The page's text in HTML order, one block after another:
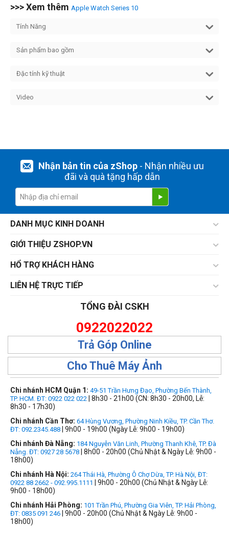
>>> Xem thêm Apple Watch Series 10
Tính Năng
Sản phẩm bao gồm
Đặc tính kỹ thuật
Video
Nhận bản tin của zShop- Nhận nhiều ưu
đãi và quà tặng hấp dẫn
DANH MỤC KINH DOANH
GIỚI THIỆU ZSHOP.VN
HỔ TRỢ KHÁCH HÀNG
LIÊN HỆ TRỰC TIẾP
TỔNG ĐÀI CSKH
0922022022
Trả Góp Online
Cho Thuê Máy Ảnh
Chi nhánh HCM Quận 1: 49-51 Trần Hưng Đạo, Phường Bến Thành,
TP. HCM. ĐT: 0922 022 022 | 8h30 - 21h00 (CN: 8h30 - 20h00, Lễ:
8h30 - 17h30)
Chi nhánh Cần Thơ: 64 Hùng Vương, Phường Ninh Kiều, TP. Cần Thơ.
ĐT: 092.2345.488 | 9h00 - 19h00 (Ngày Lễ: 9h00 - 19h00)
Chi nhánh Đà Nẵng: 184 Nguyễn Văn Linh, Phường Thanh Khê, TP. Đà
Nẵng. ĐT: 0927 28 5678 | 8h00 - 20h00 (Chủ Nhật & Ngày Lễ: 9h00 -
18h00)
Chi nhánh Hà Nội: 264 Thái Hà, Phường Ô Chợ Dừa, TP. Hà Nội, ĐT:
0922 88 2662 - 092.995.1111
| 9h00 - 20h00 (Chủ Nhật & Ngày Lễ:
9h00 - 18h00)
Chi nhánh Hải Phòng: 101 Trần Phú, Phường Gia Viên, TP. Hải Phòng,
ĐT: 0835 091 246 | 9h00 - 20h00 (Chủ Nhật & Ngày Lễ: 9h00 -
18h00)